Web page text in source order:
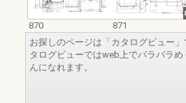
870
871
お探しのページは「カタログビュー
タログビューではweb上でパラパラ
んになれます。